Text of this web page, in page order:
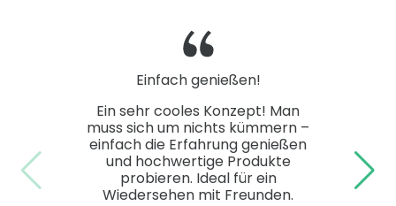
Einfach genießen!
Ein sehr cooles Konzept! Man
muss sich um nichts kümmern –
einfach die Erfahrung genießen
und hochwertige Produkte
probieren. Ideal für ein
Wiedersehen mit Freunden.